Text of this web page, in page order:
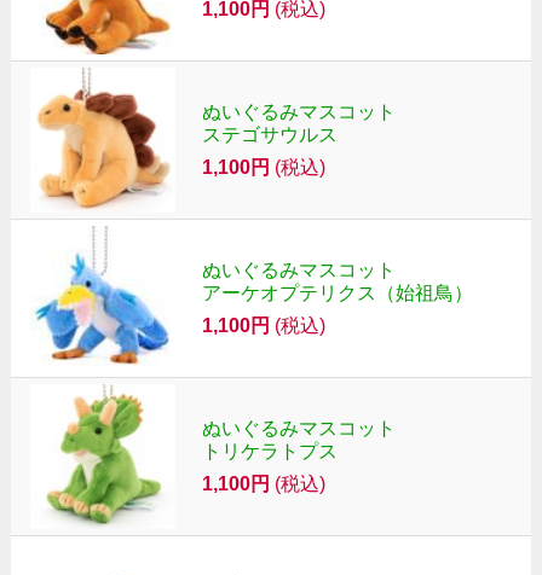
1,100円 (税込)
ぬいぐるみマスコット
ステゴサウルス
1,100円 (税込)
ぬいぐるみマスコット
アーケオプテリクス（始祖鳥）
1,100円 (税込)
ぬいぐるみマスコット
トリケラトプス
1,100円 (税込)